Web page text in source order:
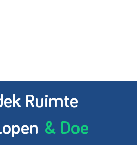
Ruimte
& Doe